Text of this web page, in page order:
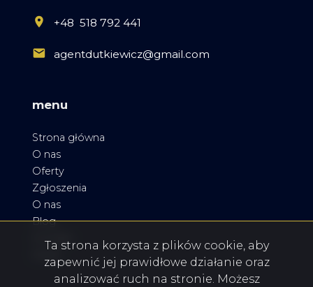
+48 518 792 441
agentdutkiewicz@gmail.com
menu
Strona główna
O nas
Oferty
Zgłoszenia
O nas
Blog
Kontakt
Ta strona korzysta z plików cookie, aby
zapewnić jej prawidłowe działanie oraz
analizować ruch na stronie. Możesz